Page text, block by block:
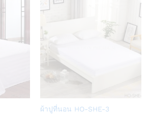
Add
ผ้าปูที่นอน HO-SHE-3